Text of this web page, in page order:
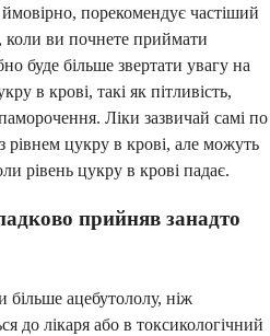
порекомендує частіший
коли ви почнете приймати
буде більше звертати увагу на
в крові, такі як пітливість,
Ліки зазвичай самі по
рівнем цукру в крові, але можуть
рівень цукру в крові падає.
прийняв занадто
ацебутололу, ніж
до лікаря або в токсикологічний